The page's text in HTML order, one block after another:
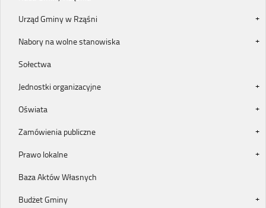
Urząd Gminy w Rząśni
Nabory na wolne stanowiska
Sołectwa
Jednostki organizacyjne
Oświata
Zamówienia publiczne
Prawo lokalne
Baza Aktów Własnych
Budżet Gminy